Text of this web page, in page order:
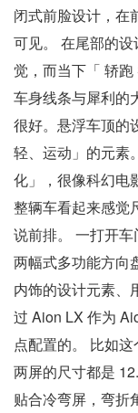
闭式前脸设计，在
可见。 在尾部的
觉，而当下「 轿
车身线条与犀利的
很好。悬浮车顶的
轻、运动」的元素
化」，很像科幻电
整辆车看起来感觉
说前排。 一打开车
两幅式多功能方向
内饰的设计元素、
过 Aion LX 作为
点配置的。 比如
两屏的尺寸都是
贴合冷弯屏，弯折